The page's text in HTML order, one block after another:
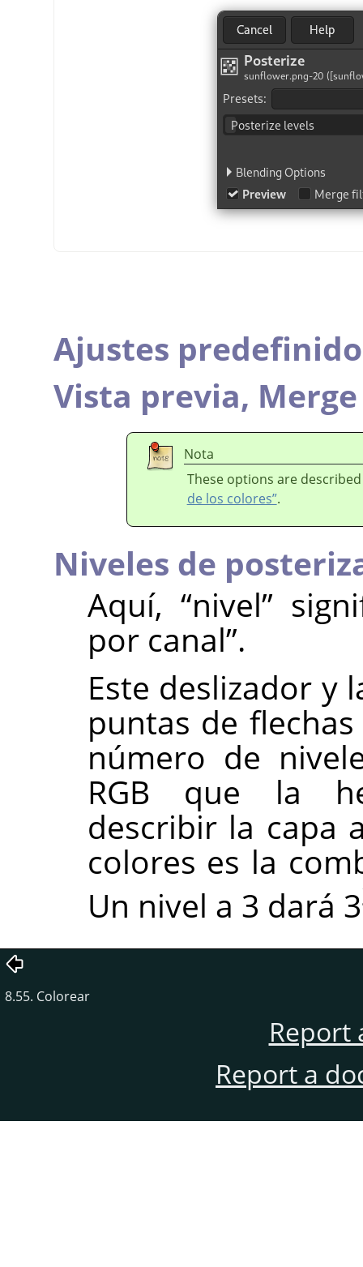
Ajustes
Vista previa,
Nota
These options are
de los colores”.
Niveles de
Aquí, “nivel”
por canal”.
Este deslizador y
puntas de
número de
RGB que la
describir la capa
colores es la
Un nivel a 3 dará 3
8.55. Colorear
Report
Report a